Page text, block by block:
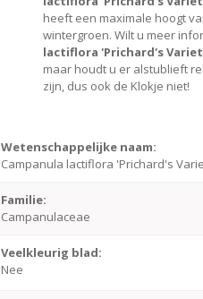
heeft een maximale hoogt
wintergroen. Wilt u meer
lactiflora 'Prichard's
maar houdt u er alstublieft
zijn, dus ook de Klokje niet!
Wetenschappelijke naam:
Campanula lactiflora 'Prichard's
Familie:
Campanulaceae
Veelkleurig blad:
Nee